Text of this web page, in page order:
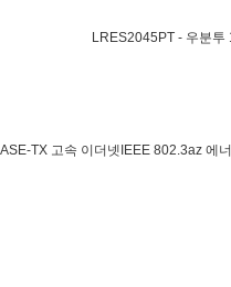
LRES2045PT - 우분
TX 고속 이더넷IEEE 802.3az